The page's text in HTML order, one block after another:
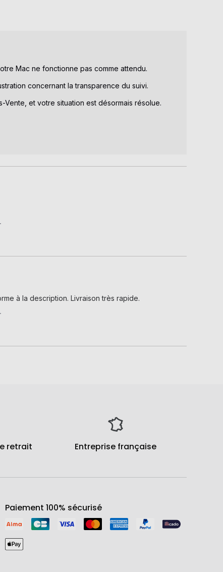
Mac ne fonctionne pas comme attendu.
concernant la transparence du suivi.
et votre situation est désormais résolue.
à la description. Livraison très rapide.
retrait Entreprise française
Paiement 100% sécurisé